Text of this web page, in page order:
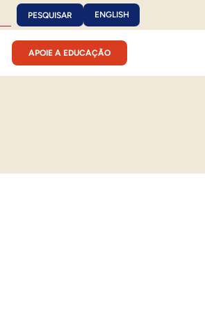
PESQUISAR ENGLISH
APOIE A EDUCAÇÃO